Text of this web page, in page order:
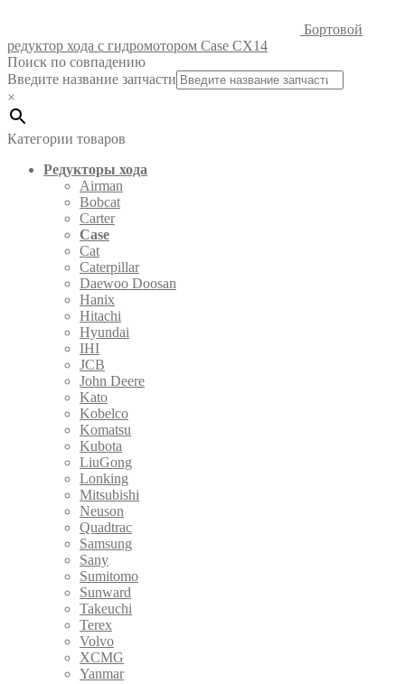
Бортовой
редуктор хода с гидромотором Case CX14
Поиск по совпадению
Введите название запчасти
×
Категории товаров
Редукторы хода
Airman
Bobcat
Carter
Case
Cat
Caterpillar
Daewoo Doosan
Hanix
Hitachi
Hyundai
IHI
JCB
John Deere
Kato
Kobelco
Komatsu
Kubota
LiuGong
Lonking
Mitsubishi
Neuson
Quadtrac
Samsung
Sany
Sumitomo
Sunward
Takeuchi
Terex
Volvo
XCMG
Yanmar